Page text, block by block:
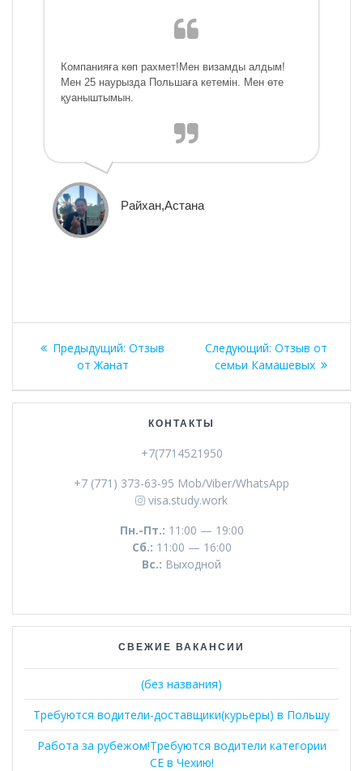
Компанияға көп рахмет!Мен визамды алдым!
Мен 25 наурызда Польшаға кетемін. Мен өте
қуаныштымын.
Райхан,Астана
Навигация
записям
Предыдущий: Предыдущая
Отзыв
от Жанат
Следующий: Следующая
запись:
Отзыв от
семьи Камашевых
КОНТАКТЫ
+7(7714521950
+7 (771) 373-63-95 Mob/Viber/WhatsApp
visa.study.work
Пн.-Пт.: 11:00 — 19:00
Сб.: 11:00 — 16:00
Вс.: Выходной
СВЕЖИЕ ВАКАНСИИ
(без названия)
Требуются водители-доставщики(курьеры) в Польшу
Работа за рубежом!Требуются водители категории
СЕ в Чехию!